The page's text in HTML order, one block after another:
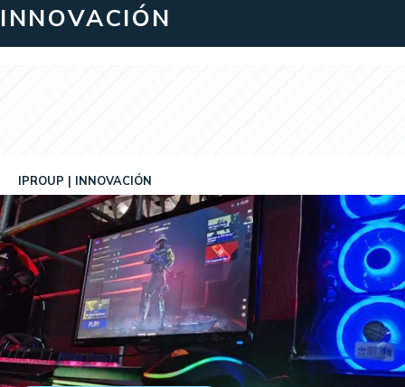
INNOVACIÓN
IPROUP INNOVACIÓN